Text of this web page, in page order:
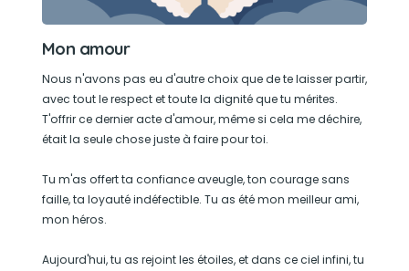
Mon amour
Nous n'avons pas eu d'autre choix que de te laisser partir,
avec tout le respect et toute la dignité que tu mérites.
T'offrir ce dernier acte d'amour, même si cela me déchire,
était la seule chose juste à faire pour toi.
Tu m'as offert ta confiance aveugle, ton courage sans
faille, ta loyauté indéfectible. Tu as été mon meilleur ami,
mon héros.
Aujourd'hui, tu as rejoint les étoiles, et dans ce ciel infini, tu